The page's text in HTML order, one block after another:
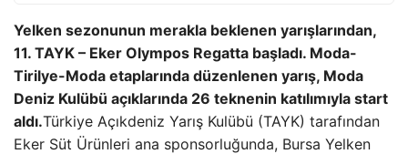
Yelken sezonunun merakla beklenen yarışlarından,
11. TAYK – Eker Olympos Regatta başladı. Moda-
Tirilye-Moda etaplarında düzenlenen yarış, Moda
Deniz Kulübü açıklarında 26 teknenin katılımıyla start
aldı.Türkiye Açıkdeniz Yarış Kulübü (TAYK) tarafından
Eker Süt Ürünleri ana sponsorluğunda, Bursa Yelken